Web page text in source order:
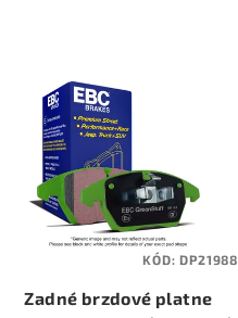
Zadné brzdové platne
KÓD:DP21988